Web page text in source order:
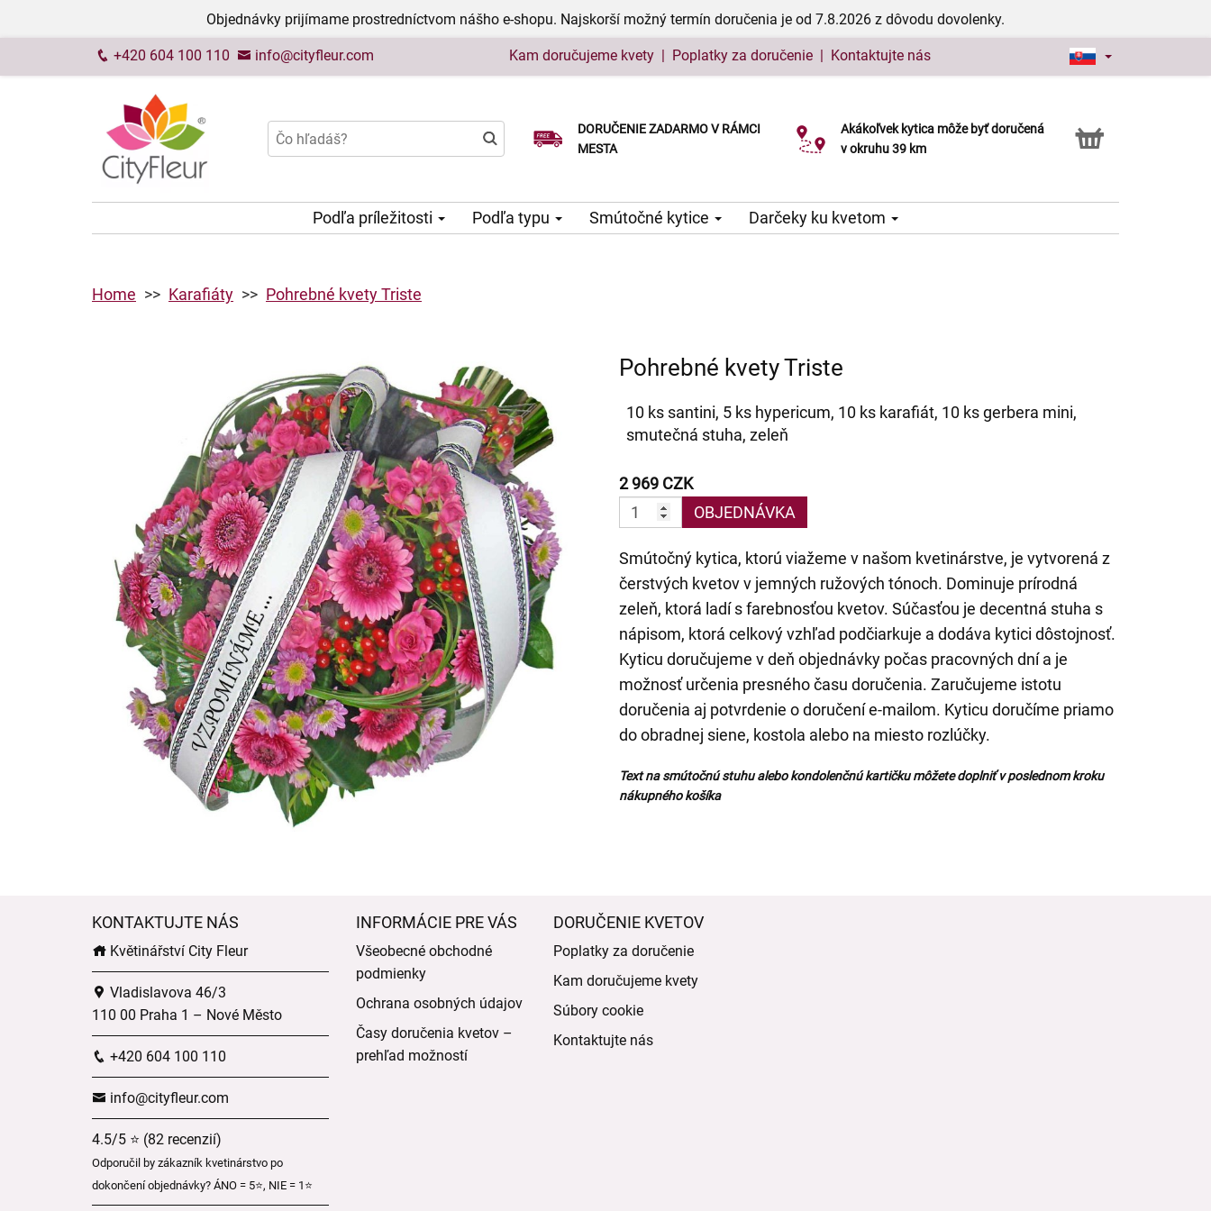
Objednávky prijímame prostredníctvom nášho e-shopu. Najskorší možný termín doručenia je od 7.8.2026 z dôvodu dovolenky.
+420 604 100 110 info@cityfleur.com Kam doručujeme kvety | Poplatky za doručenie | Kontaktujte nás
DORUČENIE ZADARMO V RÁMCI
MESTA
Akákoľvek kytica môže byť doručená
v okruhu 39 km
Služba Click & Collect
Podľa príležitosti Podľa typu Smútočné kytice Darčeky ku kvetom
Home Karafiáty Pohrebné kvety Triste
Pohrebné kvety Triste
10 ks santini, 5 ks hypericum, 10 ks karafiát, 10 ks gerbera mini,
smutečná stuha, zeleň
2 969 CZK
OBJEDNÁVKA
Smútočný kytica, ktorú viažeme v našom kvetinárstve, je vytvorená z
čerstvých kvetov v jemných ružových tónoch. Dominuje prírodná
zeleň, ktorá ladí s farebnosťou kvetov. Súčasťou je decentná stuha s
nápisom, ktorá celkový vzhľad podčiarkuje a dodáva kytici dôstojnosť.
Kyticu doručujeme v deň objednávky počas pracovných dní a je
možnosť určenia presného času doručenia. Zaručujeme istotu
doručenia aj potvrdenie o doručení e-mailom. Kyticu doručíme priamo
do obradnej siene, kostola alebo na miesto rozlúčky.
Text na smútočnú stuhu alebo kondolenčnú kartičku môžete doplniť v poslednom kroku
nákupného košíka
KONTAKTUJTE NÁS
Květinářství City Fleur
Vladislavova 46/3
110 00 Praha 1 – Nové Město
+420 604 100 110
info@cityfleur.com
4.5/5 ⭐ (82 recenzií)
Odporučil by zákazník kvetinárstvo po
dokončení objednávky? ÁNO = 5⭐, NIE = 1⭐
INFORMÁCIE PRE VÁS
Všeobecné obchodné
podmienky
Ochrana osobných údajov
Časy doručenia kvetov –
prehľad možností
DORUČENIE KVETOV
Poplatky za doručenie
Kam doručujeme kvety
Súbory cookie
Kontaktujte nás